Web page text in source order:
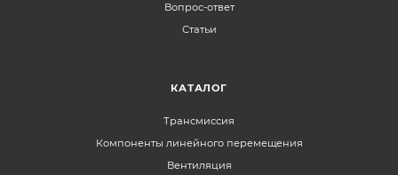
Вопрос-ответ
Статьи
КАТАЛОГ
Трансмиссия
Компоненты линейного перемещения
Вентиляция